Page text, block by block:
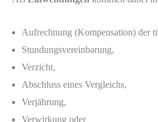
Aufrechnung (Kompensation) der
Stundungsvereinbarung,
Verzicht,
Abschluss eines Vergleichs,
Verjährung,
Verwirkung oder